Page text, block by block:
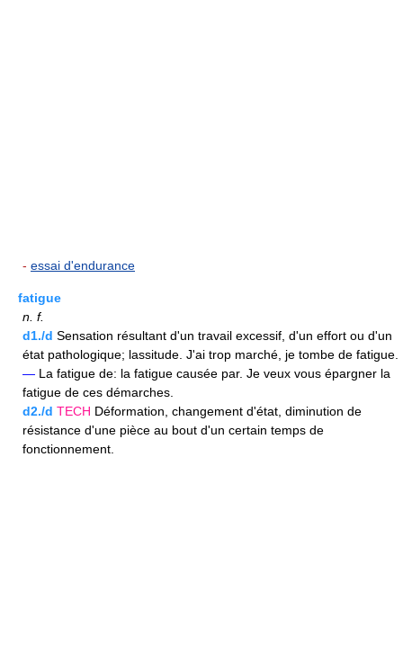
- essai d'endurance
fatigue
n. f.
d1./d Sensation résultant d'un travail excessif, d'un effort ou d'un
état pathologique; lassitude. J'ai trop marché, je tombe de fatigue.
— La fatigue de: la fatigue causée par. Je veux vous épargner la
fatigue de ces démarches.
d2./d TECH Déformation, changement d'état, diminution de
résistance d'une pièce au bout d'un certain temps de
fonctionnement.